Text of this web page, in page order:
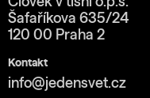
Šafaříkova 635/24
120 00 Praha 2
Kontakt
info@jedensvet.cz